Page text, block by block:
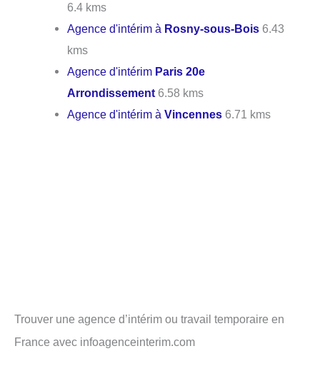
6.4 kms
Agence d'intérim à Rosny-sous-Bois 6.43
kms
Agence d'intérim Paris 20e
Arrondissement 6.58 kms
Agence d'intérim àVincennes 6.71 kms
Trouver une agence d’intérim ou travail temporaire en
France avec infoagenceinterim.com